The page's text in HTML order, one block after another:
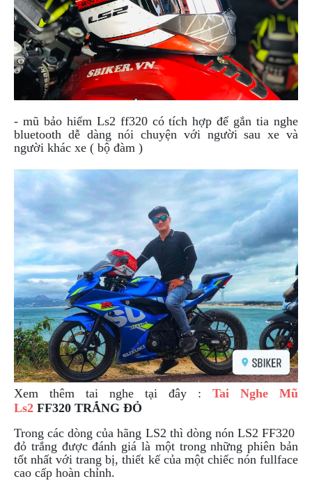
- mũ bảo hiểm Ls2 ff320 có tích hợp để gắn tia nghe
bluetooth dễ dàng nói chuyện với người sau xe và
người khác xe ( bộ đàm )
Xem thêm tai nghe tại đây : Tai Nghe Mũ
Ls2 FF320 TRẮNG ĐỎ
Trong các dòng của hãng LS2 thì dòng nón LS2 FF320
đỏ trắng được đánh giá là một trong những phiên bản
tốt nhất với trang bị, thiết kế của một chiếc nón fullface
cao cấp hoàn chỉnh.